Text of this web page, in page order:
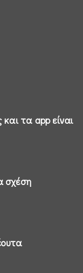
και τα app είναι
σχέση